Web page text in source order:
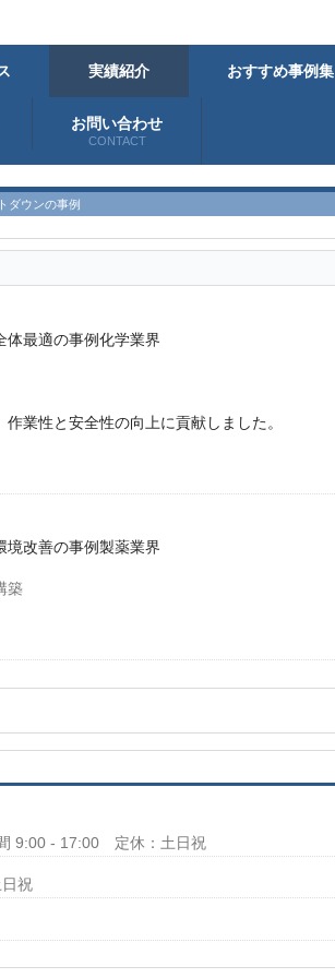
実績紹介 おすすめ事例集
お問い合わせ
CONTACT
ダウンの事例
体最適の事例化学業界
業性と安全性の向上に貢献しました。
境改善の事例製薬業界
築
9:00 - 17:00 定休：土日祝
祝